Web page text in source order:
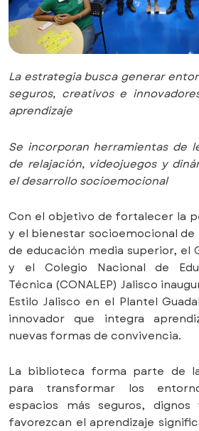
La estrategia busca generar
seguros, creativos e
aprendizaje
Se incorporan herramientas de
de relajación, videojuegos y
el desarrollo socioemocional
Con el objetivo de fortalecer la
y el bienestar socioemocional de
de educación media superior, el
y el Colegio Nacional de
Técnica (CONALEP) Jalisco
Estilo Jalisco en el Plantel
innovador que integra
nuevas formas de convivencia.
La biblioteca forma parte de
para transformar los
espacios más seguros,
favorezcan el aprendizaje